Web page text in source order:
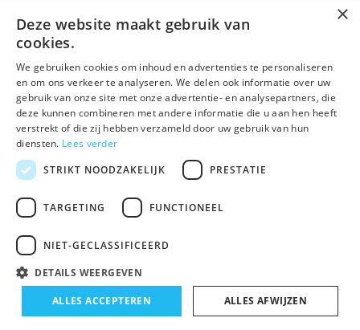
Contactgegevens
Schijf je nu in voor de nieuwsbrief
Abonneer
Algemene voorwaarden Disclaimer Privacy Policy Sitemap
×
Deze website maakt gebruik van
cookies.
We gebruiken cookies om inhoud en advertenties te personaliseren
en om ons verkeer te analyseren. We delen ook informatie over uw
gebruik van onze site met onze advertentie- en analysepartners, die
deze kunnen combineren met andere informatie die u aan hen heeft
verstrekt of die zij hebben verzameld door uw gebruik van hun
diensten. Lees verder
STRIKT NOODZAKELIJK
PRESTATIE
TARGETING FUNCTIONEEL
NIET-GECLASSIFICEERD
DETAILS WEERGEVEN
ALLES ACCEPTEREN ALLES AFWIJZEN